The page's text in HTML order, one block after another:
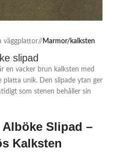
väggplattor/ Marmor/kalksten
slipad
en vacker brun kalksten med
platta unik. Den slipade ytan ger
som stenen behåller sin
Slipad –
Kalksten